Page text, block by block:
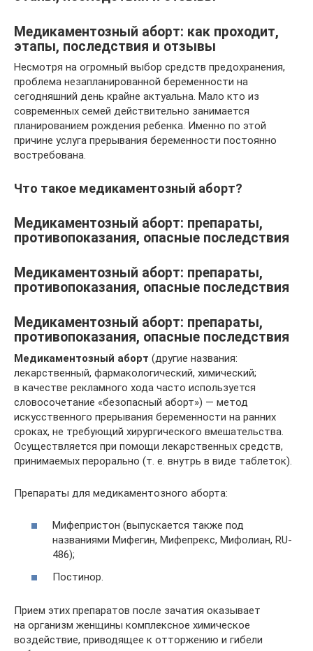
Медикаментозный аборт: как проходит,
этапы, последствия и отзывы
Несмотря на огромный выбор средств предохранения,
проблема незапланированной беременности на
сегодняшний день крайне актуальна. Мало кто из
современных семей действительно занимается
планированием рождения ребенка. Именно по этой
причине услуга прерывания беременности постоянно
востребована.
Что такое медикаментозный аборт?
Медикаментозный аборт: препараты,
противопоказания, опасные последствия
Медикаментозный аборт: препараты,
противопоказания, опасные последствия
Медикаментозный аборт: препараты,
противопоказания, опасные последствия
Медикаментозный аборт (другие названия:
лекарственный, фармакологический, химический;
в качестве рекламного хода часто используется
словосочетание «безопасный аборт») — метод
искусственного прерывания беременности на ранних
сроках, не требующий хирургического вмешательства.
Осуществляется при помощи лекарственных средств,
принимаемых перорально (т. е. внутрь в виде таблеток).
Препараты для медикаментозного аборта:
Мифепристон (выпускается также под
названиями Мифегин, Мифепрекс, Мифолиан, RU-
486);
Постинор.
Прием этих препаратов после зачатия оказывает
на организм женщины комплексное химическое
воздействие, приводящее к отторжению и гибели